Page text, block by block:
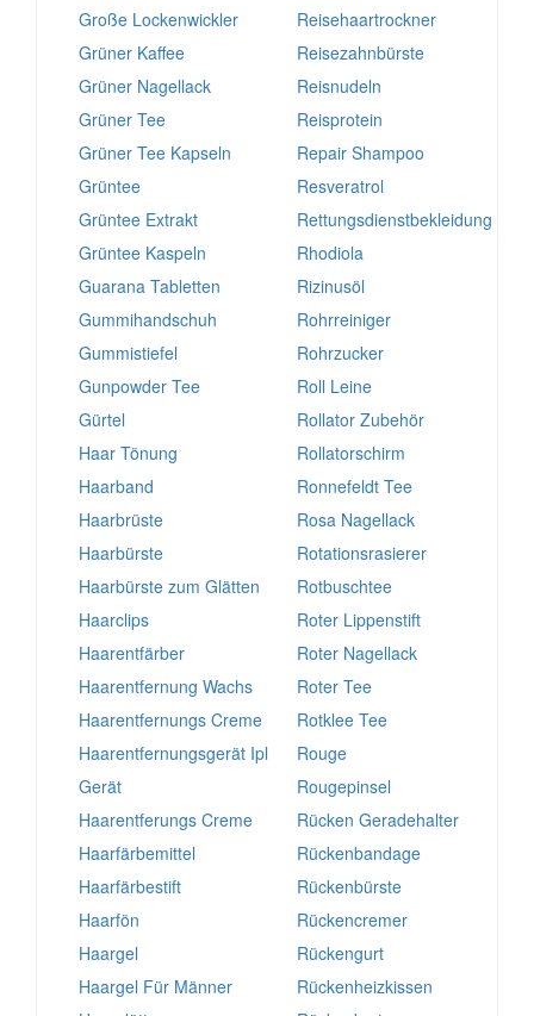
Große Lockenwickler
Grüner Kaffee
Grüner Nagellack
Grüner Tee
Grüner Tee Kapseln
Grüntee
Grüntee Extrakt
Grüntee Kaspeln
Guarana Tabletten
Gummihandschuh
Gummistiefel
Gunpowder Tee
Gürtel
Haar Tönung
Haarband
Haarbrüste
Haarbürste
Haarbürste zum Glätten
Haarclips
Haarentfärber
Haarentfernung Wachs
Haarentfernungs Creme
Haarentfernungsgerät Ipl
Gerät
Haarentferungs Creme
Haarfärbemittel
Haarfärbestift
Haarfön
Haargel
Haargel Für Männer
Reisehaartrockner
Reisezahnbürste
Reisnudeln
Reisprotein
Repair Shampoo
Resveratrol
Rettungsdienstbekleidung
Rhodiola
Rizinusöl
Rohrreiniger
Rohrzucker
Roll Leine
Rollator Zubehör
Rollatorschirm
Ronnefeldt Tee
Rosa Nagellack
Rotationsrasierer
Rotbuschtee
Roter Lippenstift
Roter Nagellack
Roter Tee
Rotklee Tee
Rouge
Rougepinsel
Rücken Geradehalter
Rückenbandage
Rückenbürste
Rückencremer
Rückengurt
Rückenheizkissen